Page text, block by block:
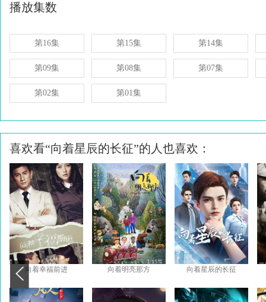
播放集数
第16集 第15集 第14集
第09集 第08集 第07集
第02集 第01集
喜欢看“向着星辰的长征”的人也喜欢：
向着幸福前进 向着明亮那方 向着星辰的长征